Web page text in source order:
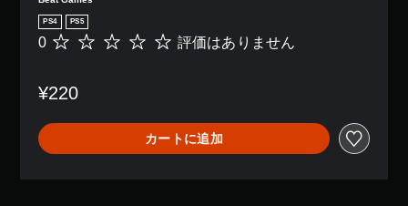
PS4 PS5
評
あ
ま
せ
ん
0 評価はありません
¥220
カートに追加